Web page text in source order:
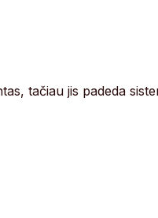
tačiau jis padeda